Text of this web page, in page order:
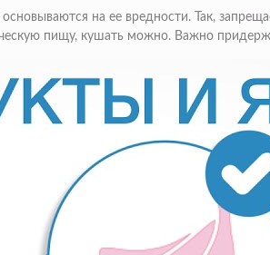
на ее вредности. Так,
пищу, кушать можно. Важно